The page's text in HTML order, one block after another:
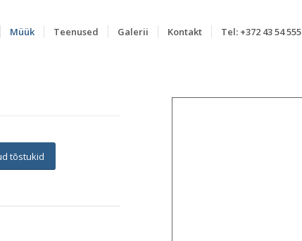
Müük Teenused Galerii Kontakt Tel: +372 43 54 555
tõstukid